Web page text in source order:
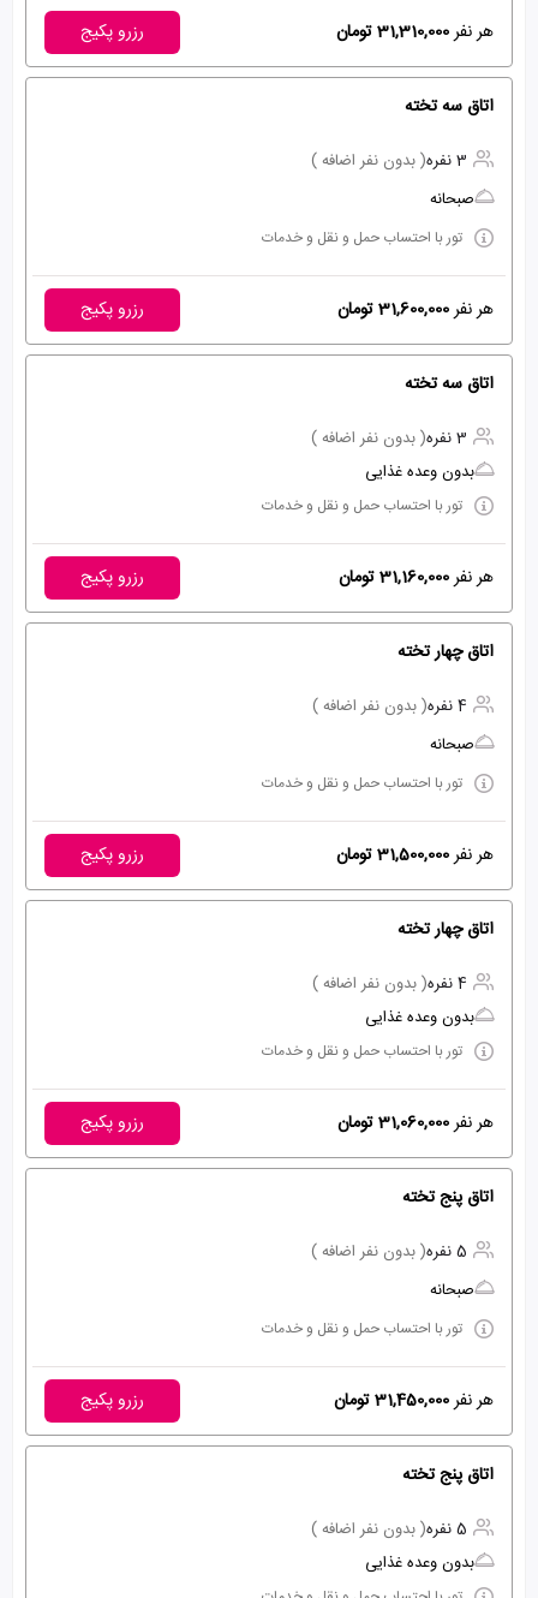
هر نفر31,310,000 تومان رزرو پکیج
اتاق سه تخته
3 نفره
( بدون نفر اضافه )
صبحانه
تور با احتساب حمل و نقل و خدمات
هر نفر31,600,000 تومان رزرو پکیج
اتاق سه تخته
3 نفره
( بدون نفر اضافه )
بدون وعده غذایی
تور با احتساب حمل و نقل و خدمات
هر نفر31,160,000 تومان رزرو پکیج
اتاق چهار تخته
4 نفره
( بدون نفر اضافه )
صبحانه
تور با احتساب حمل و نقل و خدمات
هر نفر31,500,000 تومان رزرو پکیج
اتاق چهار تخته
4 نفره
( بدون نفر اضافه )
بدون وعده غذایی
تور با احتساب حمل و نقل و خدمات
هر نفر31,060,000 تومان رزرو پکیج
اتاق پنج تخته
5 نفره
( بدون نفر اضافه )
صبحانه
تور با احتساب حمل و نقل و خدمات
هر نفر31,450,000 تومان رزرو پکیج
اتاق پنج تخته
5 نفره
( بدون نفر اضافه )
بدون وعده غذایی